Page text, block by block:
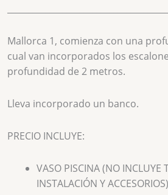
Mallorca 1, comienza con una
cual van incorporados los
profundidad de 2 metros.
Lleva incorporado un banco.
PRECIO INCLUYE:
VASO PISCINA (NO INCLUYE
INSTALACIÓN Y